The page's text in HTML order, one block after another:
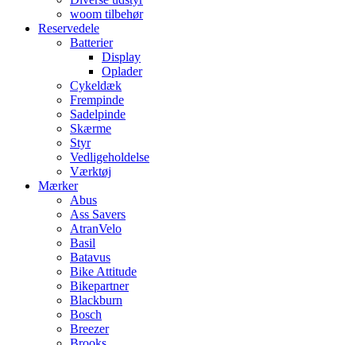
woom tilbehør
Reservedele
Batterier
Display
Oplader
Cykeldæk
Frempinde
Sadelpinde
Skærme
Styr
Vedligeholdelse
Værktøj
Mærker
Abus
Ass Savers
AtranVelo
Basil
Batavus
Bike Attitude
Bikepartner
Blackburn
Bosch
Breezer